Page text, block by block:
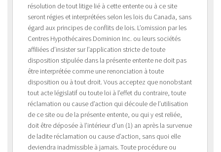
résolution de tout litige lié à cette entente ou à ce site
seront régies et interprétées selon les lois du Canada, sans
égard aux principes de conflits de lois. L’omission par les
Centres Hypothécaires Dominion Inc. ou leurs sociétés
affiliées d’insister sur l’application stricte de toute
disposition stipulée dans la présente entente ne doit pas
être interprétée comme une renonciation à toute
disposition ou à tout droit. Vous acceptez que nonobstant
tout acte législatif ou toute loi à l’effet du contraire, toute
réclamation ou cause d’action qui découle de l’utilisation
de ce site ou de la présente entente, ou qui y est reliée,
doit être déposée à l’intérieur d’un (1) an après la survenue
de ladite réclamation ou cause d’action, sans quoi elle
deviendra inadmissible à jamais. Toute procédure ou